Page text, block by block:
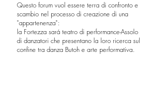
Questo forum vuol essere terra di confronto e
scambio nel processo di creazione di una
"appartenenza":
la Fortezza sará teatro di performance-Assolo
di danzatori che presentano la loro ricerca sul
confine tra danza Butoh e arte performativa.